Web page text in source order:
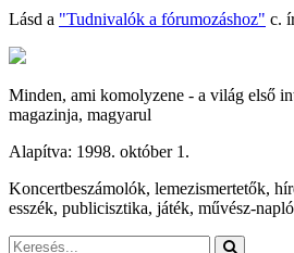
Lásd a "Tudnivalók a fórumozáshoz" c.
Minden, ami komolyzene - a világ első
magazinja, magyarul
Alapítva: 1998. október 1.
Koncertbeszámolók, lemezismertetők,
esszék, publicisztika, játék, művész-